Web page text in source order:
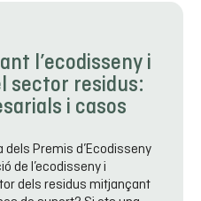
l’ecodisseny i
sector residus:
i casos
Premis d’Ecodisseny
de l’ecodisseny i
dels residus mitjançant